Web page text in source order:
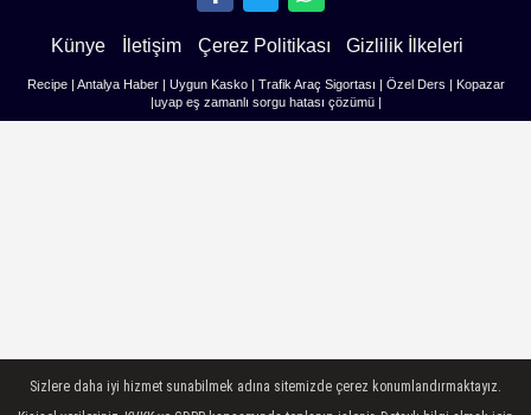
Künye İletişim Çerez Politikası Gizlilik İlkeleri
Recipe| Antalya Haber| Uygun Kasko| Trafik Araç Sigortası Özel Ders
Kopazar
uyap eş zamanlı sorgu hatası çözümü|
Sizlere daha iyi hizmet sunabilmek adına sitemizde çerez konumlandırmaktayız.